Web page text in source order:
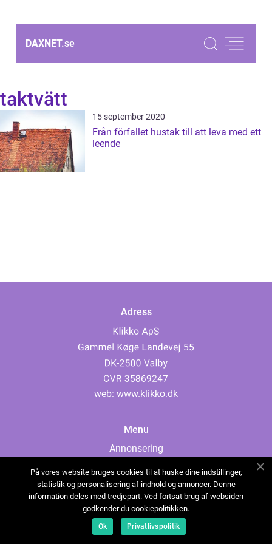
DAXNET.se
taktvätt
15 september 2020
Från förfallet hustak till att leva med ett
leende
Adress
web: www.klikko.dk
Menu
Annonsering
Cookies
Kontakta oss
Sitemap
På vores website bruges cookies til at huske dine indstillinger,
statistik og personalisering af indhold og annoncer. Denne
information deles med tredjepart. Ved fortsat brug af websiden
godkender du cookiepolitikken.
Ok Privatlivspolitik